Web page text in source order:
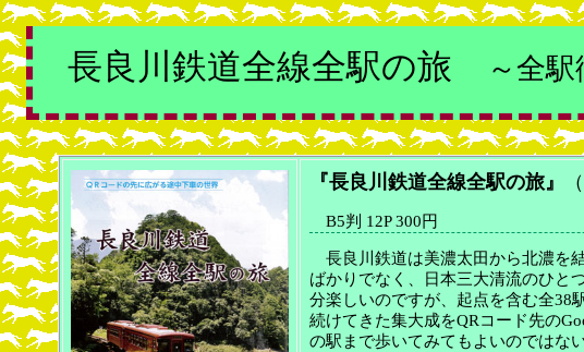
長良川鉄道全線全駅の旅 ～全
『長良川鉄道全線全駅の旅』
B5判 12P 300円
長良川鉄道は美濃太田から北濃を
ばかりでなく、日本三大清流のひと
分楽しいのですが、起点を含む全38
続けてきた集大成をQRコード先の
の駅まで歩いてみてもよいのではな